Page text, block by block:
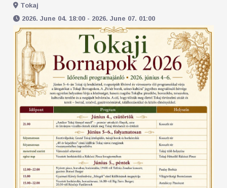
Tokaj
2026. June 04. 18:00 - 2026. June 07. 01:00